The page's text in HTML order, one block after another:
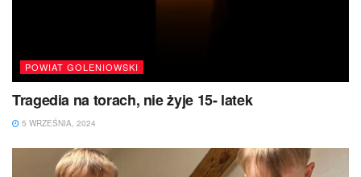
POWIAT GOLENIOWSKI
Tragedia na torach, nie żyje 15- latek
5 WRZEŚNIA, 2024